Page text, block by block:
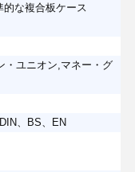
な複合板ケース
・ユニオン,マネー・グ
、BS、EN